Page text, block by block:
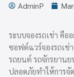
AdminP
ระบบจองรถเช่า คืออ
ซอฟต์แวร์จองรถเช่
รถยนต์ รถจักรยาน
ปลอดภัยทำให้การจั